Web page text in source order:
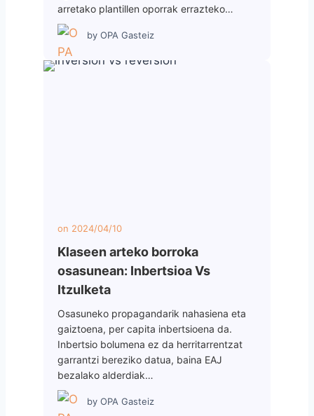
arretako plantillen oporrak errazteko…
by OPA Gasteiz
on 2024/04/10
Klaseen arteko borroka
osasunean: Inbertsioa Vs
Itzulketa
Osasuneko propagandarik nahasiena eta
gaiztoena, per capita inbertsioena da.
Inbertsio bolumena ez da herritarrentzat
garrantzi bereziko datua, baina EAJ
bezalako alderdiak…
by OPA Gasteiz